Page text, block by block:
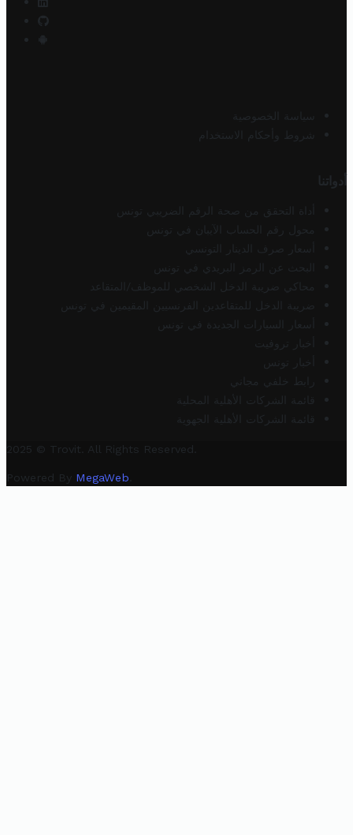
سياسة الخصوصية
شروط وأحكام الاستخدام
أدواتنا
أداة التحقق من صحة الرقم الضريبي تونس
محول رقم الحساب الآيبان في تونس
أسعار صرف الدينار التونسي
البحث عن الرمز البريدي في تونس
محاكي ضريبة الدخل الشخصي للموظف/المتقاعد
ضريبة الدخل للمتقاعدين الفرنسيين المقيمين في تونس
أسعار السيارات الجديدة في تونس
أخبار تروفيت
أخبار تونس
رابط خلفي مجاني
قائمة الشركات الأهلية المحلية
قائمة الشركات الأهلية الجهوية
2025 © Trovit. All Rights Reserved.
Powered By MegaWeb